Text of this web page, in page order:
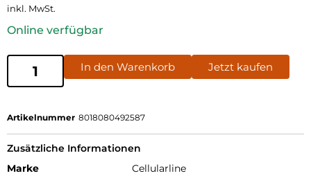
inkl. MwSt.
Online verfügbar
In den Warenkorb Jetzt kaufen
Artikelnummer 8018080492587
Zusätzliche Informationen
Marke
Cellularline